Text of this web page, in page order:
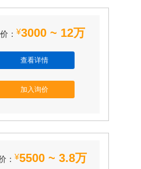
： ¥3000 ~ 12万
查看详情
加入询价
： ¥5500 ~ 3.8万